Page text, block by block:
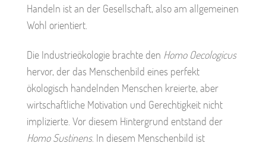
Handeln ist an der Gesellschaft, also am allgemeinen
Wohl orientiert.
Die Industrieökologie brachte den Homo Oecologicus
hervor, der das Menschenbild eines perfekt
ökologisch handelnden Menschen kreierte, aber
wirtschaftliche Motivation und Gerechtigkeit nicht
implizierte. Vor diesem Hintergrund entstand der
Homo Sustinens. In diesem Menschenbild ist